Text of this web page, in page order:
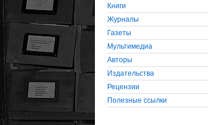
Книги
Журналы
Газеты
Мультимедиа
Авторы
Издательства
Рецензии
Полезные ссылки